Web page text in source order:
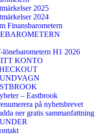
2025
2024
Finansbarometern
lönebarometern H1 2026
KONTO
– Eastbrook
på nyhetsbrevet
ner gratis sammanfattning